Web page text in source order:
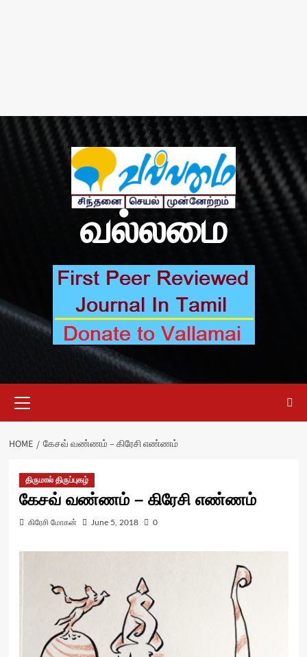
வல்லமை
Menu
HOME கேசவ் வண்ணம் – கிரேசி எண்ணம்
திருமால் திருப்புகழ்
கேசவ் வண்ணம் – கிரேசி எண்ணம்
கிரேசி மோகன் June 5, 2018 0